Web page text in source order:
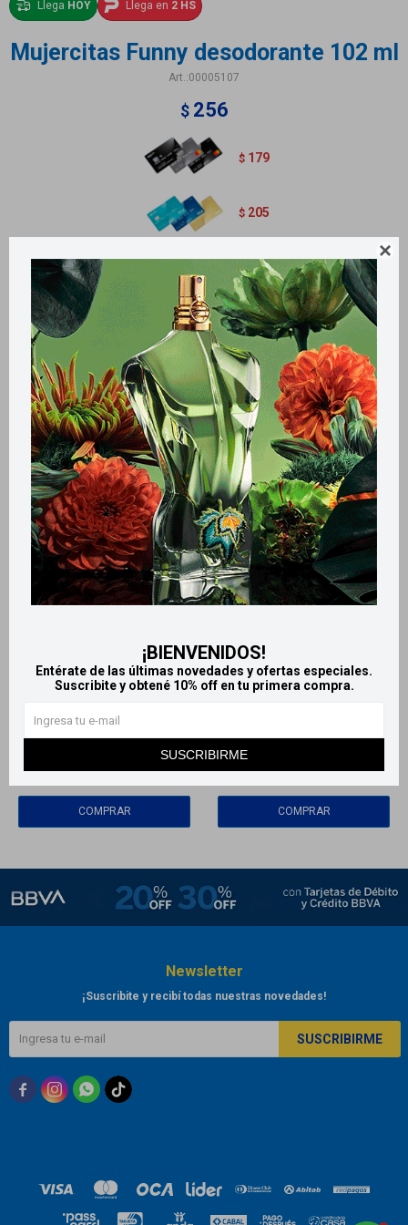

¡BIENVENIDOS!
Entérate de las últimas novedades y ofertas especiales.
Suscribite y obtené 10% off en tu primera compra.
SUSCRIBIRME
Llega HOY Llega en 2 HS
Mujercitas Funny desodorante 102 ml
00005107
$ 256
$ 179
$ 205
Métodos y costos de envío
Retiros gratuitos en tiendas
Productos que te pueden interesar
Llega en2 HS
178
Llega en2 HS
Aerosol - Pure Sport
215
Newsletter
¡Suscribite y recibí todas nuestras novedades!
SUSCRIBIRME
  